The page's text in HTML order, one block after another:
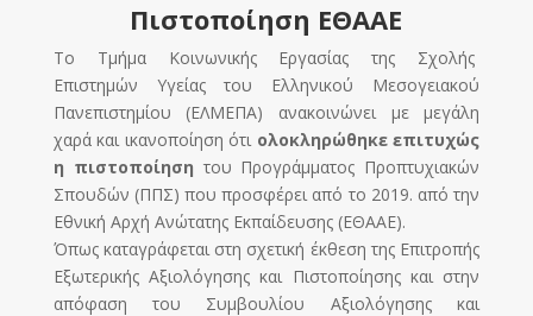
Πιστοποίηση ΕΘΑΑΕ
Το Τμήμα Κοινωνικής Εργασίας της Σχολής
Επιστημών Υγείας του Ελληνικού Μεσογειακού
Πανεπιστημίου (ΕΛΜΕΠΑ) ανακοινώνει με μεγάλη
χαρά και ικανοποίηση ότι ολοκληρώθηκε επιτυχώς
η πιστοποίηση του Προγράμματος Προπτυχιακών
Σπουδών (ΠΠΣ) που προσφέρει από το 2019. από την
Εθνική Αρχή Ανώτατης Εκπαίδευσης (ΕΘΑΑΕ).
Όπως καταγράφεται στη σχετική έκθεση της Επιτροπής
Εξωτερικής Αξιολόγησης και Πιστοποίησης και στην
απόφαση του Συμβουλίου Αξιολόγησης και